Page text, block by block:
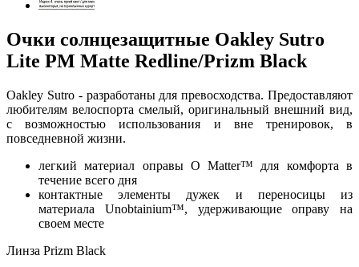
Очки солнцезащитные Oakley Sutro
Lite PM Matte Redline/Prizm Black
Oakley Sutro - разработаны для превосходства. Предоставляют
любителям велоспорта смелый, оригинальный внешний вид,
с возможностью использования и вне тренировок, в
повседневной жизни.
легкий материал оправы O Matter™ для комфорта в
течение всего дня
контактные элементы дужек и переносицы из
материала Unobtainium™, удерживающие оправу на
своем месте
Линза Prizm Black